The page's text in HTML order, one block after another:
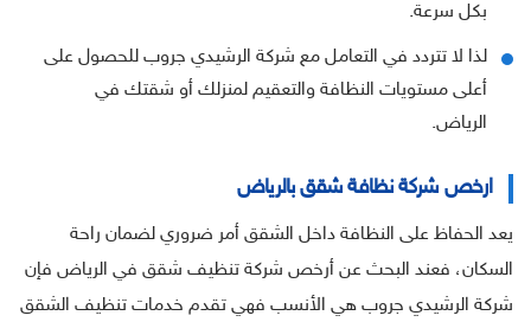
بكل سرعة.
لذا لا تتردد في التعامل مع شركة الرشيدي جروب للحصول على
أعلى مستويات النظافة والتعقيم لمنزلك أو شقتك في
الرياض.
ارخص شركة نظافة شقق بالرياض
يعد الحفاظ على النظافة داخل الشقق أمر ضروري لضمان راحة
السكان، فعند البحث عن أرخص شركة تنظيف شقق في الرياض فإن
شركة الرشيدي جروب هي الأنسب فهي تقدم خدمات تنظيف الشقق